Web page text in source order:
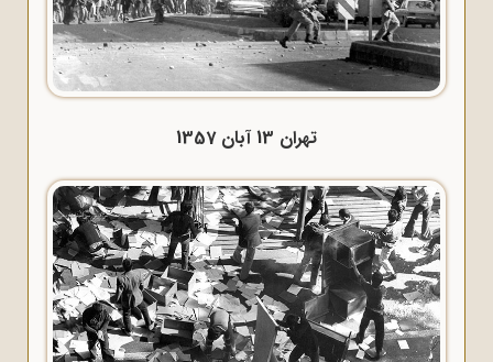
تهران 13 آبان 1357